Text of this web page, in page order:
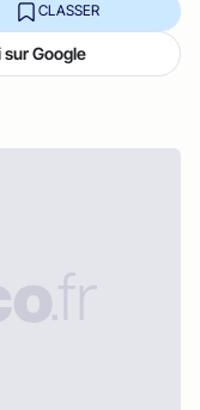
CLASSER
Google